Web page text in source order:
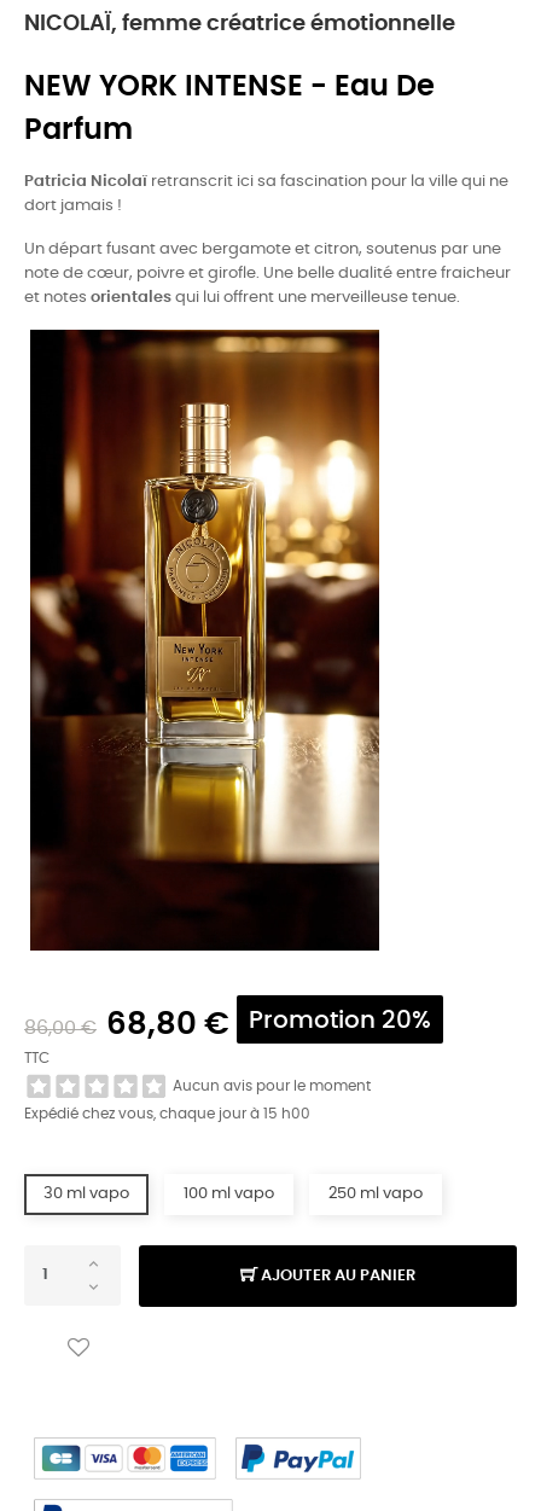
NICOLAÏ, femme créatrice émotionnelle
NEW YORK INTENSE - Eau De
Parfum
Patricia Nicolaï retranscrit ici sa fascination pour la ville qui ne
dort jamais !
Un départ fusant avec bergamote et citron, soutenus par une
note de cœur, poivre et girofle. Une belle dualité entre fraicheur
et notes orientales qui lui offrent une merveilleuse tenue.
86,00 € 68,80 € Promotion 20%
TTC
Aucun avis pour le moment
Expédié chez vous, chaque jour à 15 h00
30 ml vapo 100 ml vapo 250 ml vapo
AJOUTER AU PANIER